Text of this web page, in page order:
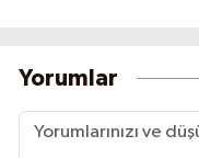
Yorumlar